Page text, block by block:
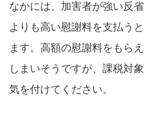
なかには、加害者が強い反
よりも高い慰謝料を支払う
ます。高額の慰謝料をもら
しまいそうですが、課税対
気を付けてください。